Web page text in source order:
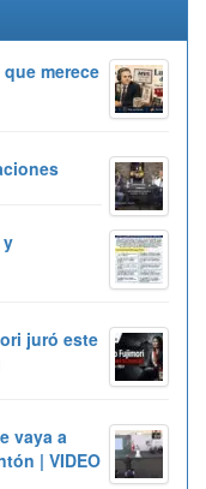
merece
y
juró este
vaya a
| VIDEO